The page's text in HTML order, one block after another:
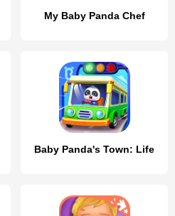
My Baby Panda Chef
Baby Panda's Town: Life